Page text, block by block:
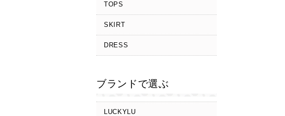
TOPS
SKIRT
DRESS
ブランドで選ぶ
LUCKYLU